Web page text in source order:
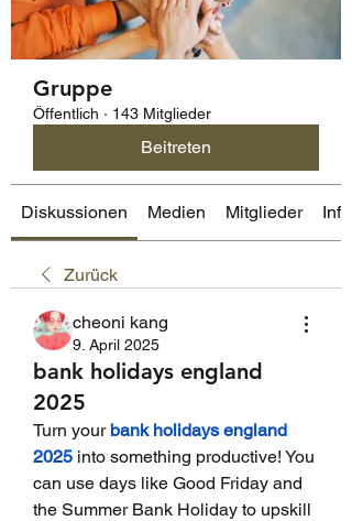
Gruppe
Öffentlich · 143 Mitglieder
Beitreten
Diskussionen Medien Mitglieder Info
Zurück
cheoni kang
9. April 2025
bank holidays england
2025
Turn your bank holidays england
2025 into something productive! You
can use days like Good Friday and
the Summer Bank Holiday to upskill